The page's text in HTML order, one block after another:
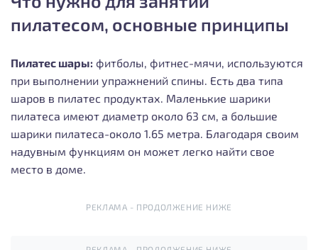
пилатесом, основные принципы
Пилатес шары: фитболы, фитнес-мячи, используются
при выполнении упражнений спины. Есть два типа
шаров в пилатес продуктах. Маленькие шарики
пилатеса имеют диаметр около 63 см, а большие
шарики пилатеса-около 1.65 метра. Благодаря своим
надувным функциям он может легко найти свое
место в доме.
РЕКЛАМА - ПРОДОЛЖЕНИЕ НИЖЕ